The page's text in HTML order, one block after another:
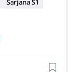
Sarjana S1